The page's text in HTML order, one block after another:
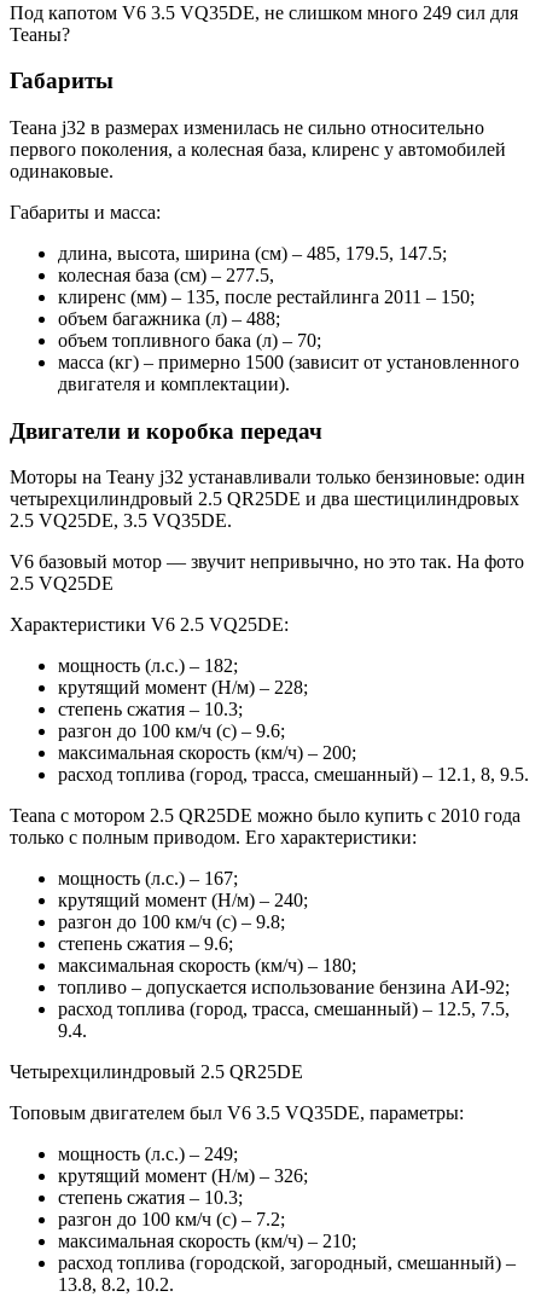
Под капотом V6 3.5 VQ35DE, не слишком много 249 сил для
Теаны?
Габариты
Теана j32 в размерах изменилась не сильно относительно
первого поколения, а колесная база, клиренс у автомобилей
одинаковые.
Габариты и масса:
длина, высота, ширина (см) – 485, 179.5, 147.5;
колесная база (см) – 277.5,
клиренс (мм) – 135, после рестайлинга 2011 – 150;
объем багажника (л) – 488;
объем топливного бака (л) – 70;
масса (кг) – примерно 1500 (зависит от установленного
двигателя и комплектации).
Двигатели и коробка передач
Моторы на Теану j32 устанавливали только бензиновые: один
четырехцилиндровый 2.5 QR25DE и два шестицилиндровых
2.5 VQ25DE, 3.5 VQ35DE.
V6 базовый мотор — звучит непривычно, но это так. На фото
2.5 VQ25DE
Характеристики V6 2.5 VQ25DE:
мощность (л.с.) – 182;
крутящий момент (Н/м) – 228;
степень сжатия – 10.3;
разгон до 100 км/ч (с) – 9.6;
максимальная скорость (км/ч) – 200;
расход топлива (город, трасса, смешанный) – 12.1, 8, 9.5.
Teana с мотором 2.5 QR25DE можно было купить с 2010 года
только с полным приводом. Его характеристики:
мощность (л.с.) – 167;
крутящий момент (Н/м) – 240;
разгон до 100 км/ч (с) – 9.8;
степень сжатия – 9.6;
максимальная скорость (км/ч) – 180;
топливо – допускается использование бензина АИ-92;
расход топлива (город, трасса, смешанный) – 12.5, 7.5,
9.4.
Четырехцилиндровый 2.5 QR25DE
Топовым двигателем был V6 3.5 VQ35DE, параметры:
мощность (л.с.) – 249;
крутящий момент (Н/м) – 326;
степень сжатия – 10.3;
разгон до 100 км/ч (с) – 7.2;
максимальная скорость (км/ч) – 210;
расход топлива (городской, загородный, смешанный) –
13.8, 8.2, 10.2.